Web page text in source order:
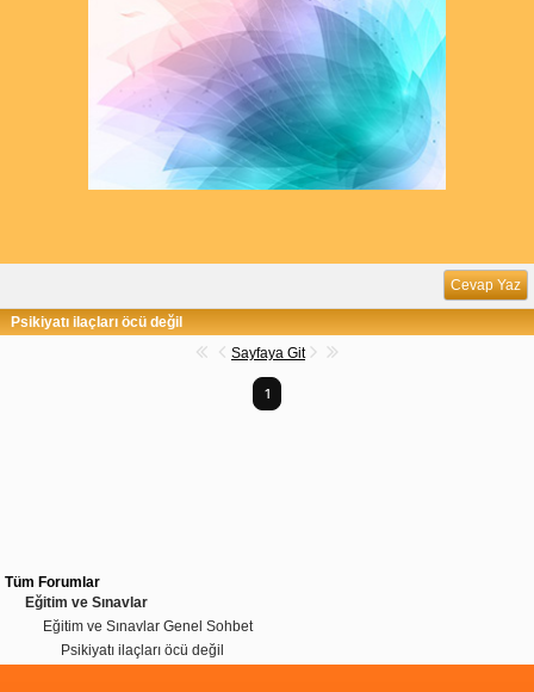
Cevap Yaz
Psikiyatı ilaçları öcü değil
Sayfaya Git
1
Tüm Forumlar
Eğitim ve Sınavlar
Eğitim ve Sınavlar Genel Sohbet
Psikiyatı ilaçları öcü değil